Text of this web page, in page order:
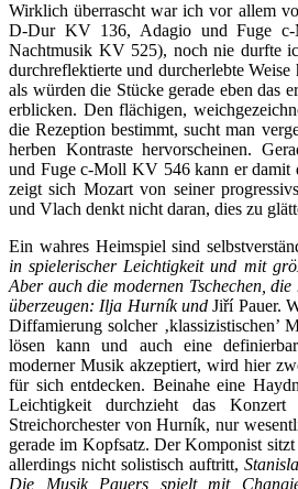
Wirklich überrascht war ich vor allem
D-Dur KV 136, Adagio und Fuge
Nachtmusik KV 525), noch nie durfte
durchreflektierte und durcherlebte Weise
als würden die Stücke gerade eben das
erblicken. Den flächigen,
die Rezeption bestimmt, sucht man
herben Kontraste hervorscheinen.
und Fuge c-Moll KV 546 kann er damit
zeigt sich Mozart von seiner
und Vlach denkt nicht daran, dies zu
Ein wahres Heimspiel sind
in spielerischer Leichtigkeit und mit
Aber auch die modernen Tschechen,
überzeugen: Ilja Hurník undJiří Pauer.
Diffamierung solcher ‚klassizistischen’
lösen kann und auch eine
moderner Musik akzeptiert, wird hier
für sich entdecken. Beinahe eine
Leichtigkeit durchzieht das
Streichorchester von Hurník, nur
gerade im Kopfsatz. Der Komponist
allerdings nicht solistisch auftritt,
Die Musik Pauers spielt mit